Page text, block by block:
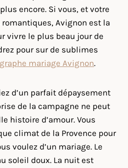
encore. Si vous, et votre
Avignon est la
vivre le plus beau jour de
pour sur de sublimes
mariage Avignon.
d’un parfait dépaysement
de la campagne ne peut
histoire d’amour. Vous
climat de la Provence pour
voulez d’un mariage. Le
soleil doux. La nuit est